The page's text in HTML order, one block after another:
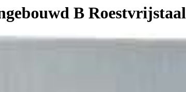
B Roestvrijstaal